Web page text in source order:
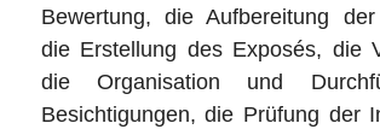
Bewertung, die Aufbereitung
die Erstellung des Exposés, die
die Organisation und
Besichtigungen, die Prüfung der